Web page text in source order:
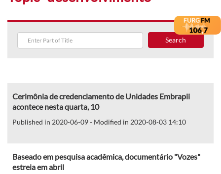
Search
Cerimônia de credenciamento de Unidades Embrapii
acontece nesta quarta, 10
Published in 2020-06-09 - Modified in 2020-08-03 14:10
Baseado em pesquisa acadêmica, documentário "Vozes"
estreia em abril